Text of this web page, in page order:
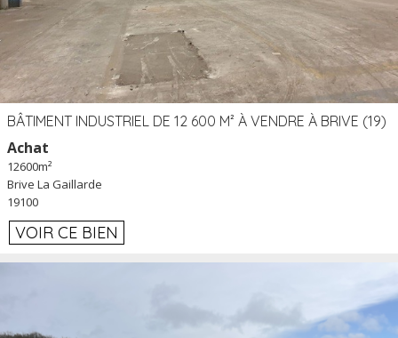
BÂTIMENT INDUSTRIEL DE 12 600 M² À VENDRE À BRIVE (19)
Achat
12600m²
Brive La Gaillarde
19100
VOIR CE BIEN